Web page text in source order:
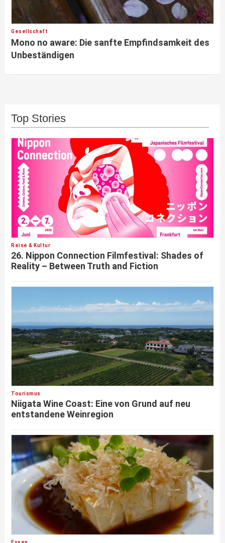
Gesellschaft
Mono no aware: Die sanfte Empfindsamkeit des
Unbeständigen
Top Stories
Reise & Kultur
26. Nippon Connection Filmfestival: Shades of
Reality – Between Truth and Fiction
Tourismus
Niigata Wine Coast: Eine von Grund auf neu
entstandene Weinregion